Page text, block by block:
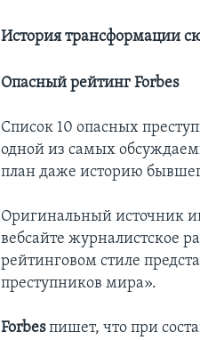
История трансформации
Опасный рейтинг Forbes
Список 10 опасных
одной из самых
план даже историю
Оригинальный источник
вебсайте журналистское
рейтинговом стиле
преступников мира».
Forbesпишет, что при